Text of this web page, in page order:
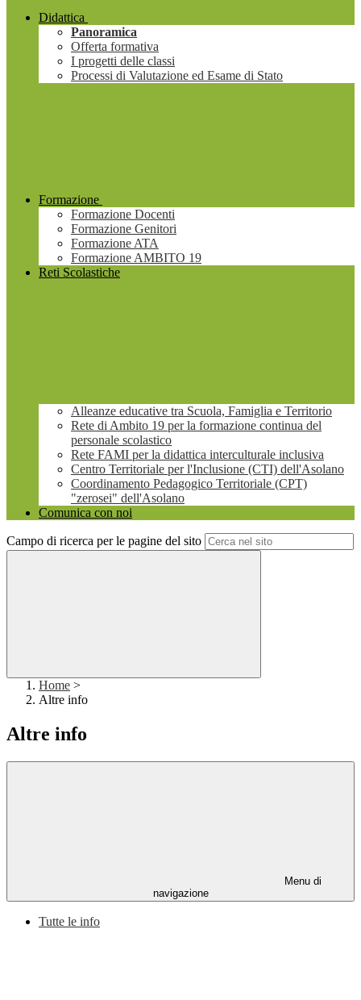
Didattica
Panoramica
Offerta formativa
I progetti delle classi
Processi di Valutazione ed Esame di Stato
Formazione
Formazione Docenti
Formazione Genitori
Formazione ATA
Formazione AMBITO 19
Reti Scolastiche
Alleanze educative tra Scuola, Famiglia e Territorio
Rete di Ambito 19 per la formazione continua del
personale scolastico
Rete FAMI per la didattica interculturale inclusiva
Centro Territoriale per l'Inclusione (CTI) dell'Asolano
Coordinamento Pedagogico Territoriale (CPT)
"zerosei" dell'Asolano
Comunica con noi
Campo di ricerca per le pagine del sito
Home >
Altre info
Altre info
Menu di
navigazione
Tutte le info